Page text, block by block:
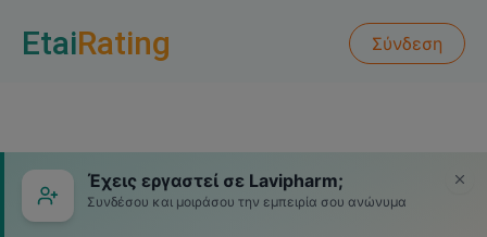
EtaiRating Σύνδεση
Έχεις εργαστεί σε Lavipharm;
Συνδέσου και μοιράσου την εμπειρία σου ανώνυμα